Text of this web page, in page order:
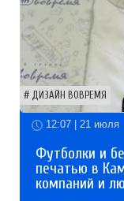
ДИЗАЙН ВОВРЕМЯ
12:07 | 21 июля
Футболки и
печатью в
компаний и